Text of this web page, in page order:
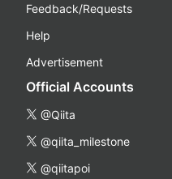
Feedback/Requests
Help
Advertisement
Official Accounts
@Qiita
@qiita_milestone
@qiitapoi